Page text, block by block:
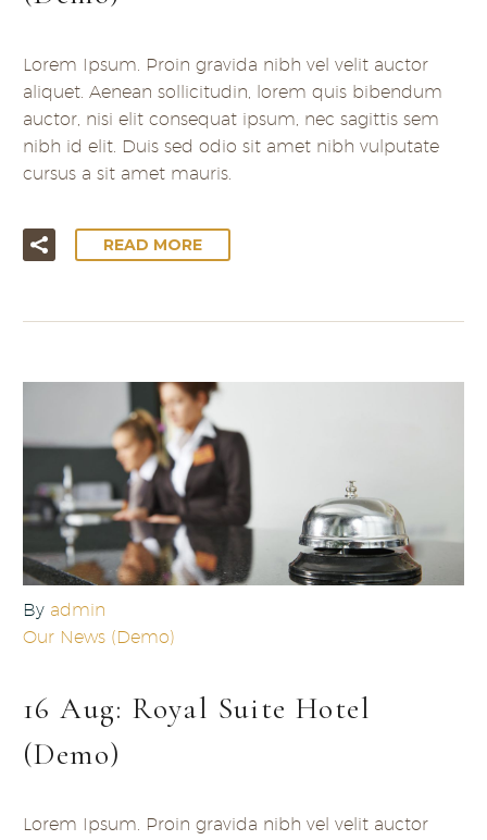
Lorem Ipsum. Proin gravida nibh vel velit auctor
aliquet. Aenean sollicitudin, lorem quis bibendum
auctor, nisi elit consequat ipsum, nec sagittis sem
nibh id elit. Duis sed odio sit amet nibh vulputate
cursus a sit amet mauris.
READ MORE
By admin
Our News (Demo)
16 Aug: Royal Suite Hotel
(Demo)
Lorem Ipsum. Proin gravida nibh vel velit auctor